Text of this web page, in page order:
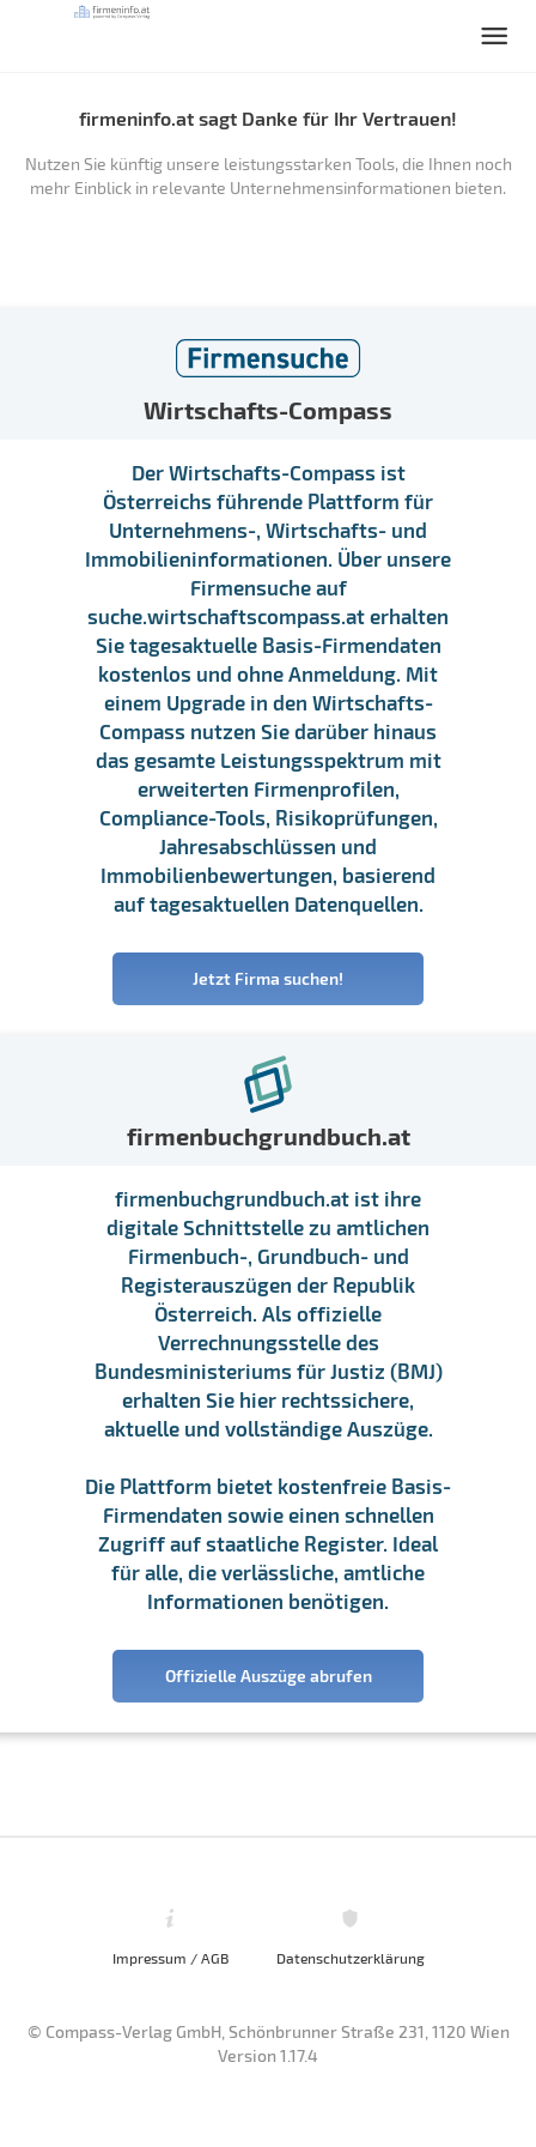
firmeninfo.at sagt Danke für Ihr Vertrauen!
Nutzen Sie künftig unsere leistungsstarken Tools, die Ihnen noch
mehr Einblick in relevante Unternehmensinformationen bieten.
Wirtschafts-Compass
Der Wirtschafts-Compass ist
Österreichs führende Plattform für
Unternehmens-, Wirtschafts- und
Immobilieninformationen. Über unsere
Firmensuche auf
suche.wirtschaftscompass.at erhalten
Sie tagesaktuelle Basis-Firmendaten
kostenlos und ohne Anmeldung. Mit
einem Upgrade in den Wirtschafts-
Compass nutzen Sie darüber hinaus
das gesamte Leistungsspektrum mit
erweiterten Firmenprofilen,
Compliance-Tools, Risikoprüfungen,
Jahresabschlüssen und
Immobilienbewertungen, basierend
auf tagesaktuellen Datenquellen.
Jetzt Firma suchen!
firmenbuchgrundbuch.at
firmenbuchgrundbuch.at ist ihre
digitale Schnittstelle zu amtlichen
Firmenbuch-, Grundbuch- und
Registerauszügen der Republik
Österreich. Als offizielle
Verrechnungsstelle des
Bundesministeriums für Justiz (BMJ)
erhalten Sie hier rechtssichere,
aktuelle und vollständige Auszüge.
Die Plattform bietet kostenfreie Basis-
Firmendaten sowie einen schnellen
Zugriff auf staatliche Register. Ideal
für alle, die verlässliche, amtliche
Informationen benötigen.
Offizielle Auszüge abrufen
Impressum / AGB Datenschutzerklärung
© Compass-Verlag GmbH, Schönbrunner Straße 231, 1120 Wien
Version 1.17.4